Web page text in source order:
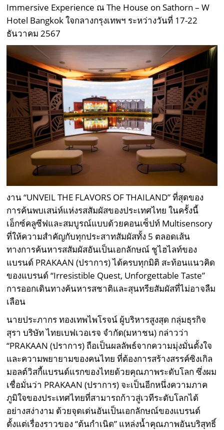
Immersive Experience ณ The House on Sathorn – W
Hotel Bangkok ใจกลางกรุงเทพฯ ระหว่างวันที่ 17-22
ธันวาคม 2567
งาน “UNVEIL THE FLAVORS OF THAILAND” ที่สุดของ
การค้นพบเสน่ห์แห่งรสสัมผัสของประเทศไทย ในครั้งนี้
เอ็กซ์คลูซีฟและสมบูรณ์แบบด้วยคอนเซ็ปท์ Multisensory
ที่ให้ความสำคัญกับทุกประสาทสัมผัสทั้ง 5 ตลอดเส้น
ทางการค้นหารสสัมผัสอันเป็นเอกลักษณ์ ชูไฮไลท์ของ
แบรนด์ PRAKAAN (ปราการ) ได้ครบทุกมิติ สะท้อนแนวคิด
ของแบรนด์ “Irresistible Quest, Unforgettable Taste”
การออกเดินทางค้นหารสชาติและสุนทรียสัมผัสที่ไม่อาจลืม
เลือน
นายประภากร ทองเทพไพโรจน์ ผู้บริหารสูงสุด กลุ่มธุรกิจ
สุรา บริษัท ไทยเบฟเวอเรจ จำกัด(มหาชน) กล่าวว่า
“PRAKAAN (ปราการ) ถือเป็นผลลัพธ์จากความมุ่งมั่นตั้งใจ
และความพยายามของคนไทย ที่ต้องการสร้างสรรค์ซิงเกิล
มอลต์วิสกี้แบรนด์แรกของไทยด้วยคุณภาพระดับโลก ซึ่งผม
เชื่อมั่นว่า PRAKAAN (ปราการ) จะเป็นอีกหนึ่งความภาค
ภูมิใจของประเทศไทยที่สามารถก้าวสู่เวทีระดับโลกได้
อย่างสง่างาม ด้วยจุดเด่นอันเป็นเอกลักษณ์ของแบรนด์
ตั้งแต่เรื่องราวของ “ต้นกำเนิด” แหล่งน้ำคุณภาพอันบริสุทธิ์